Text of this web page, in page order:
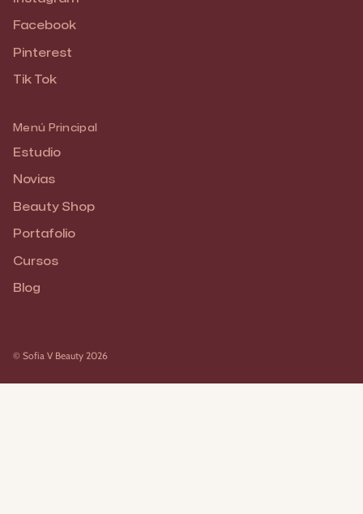
Facebook
Pinterest
Tik Tok
Menú Principal
Estudio
Novias
Beauty Shop
Portafolio
Cursos
Blog
© Sofia V Beauty 2026